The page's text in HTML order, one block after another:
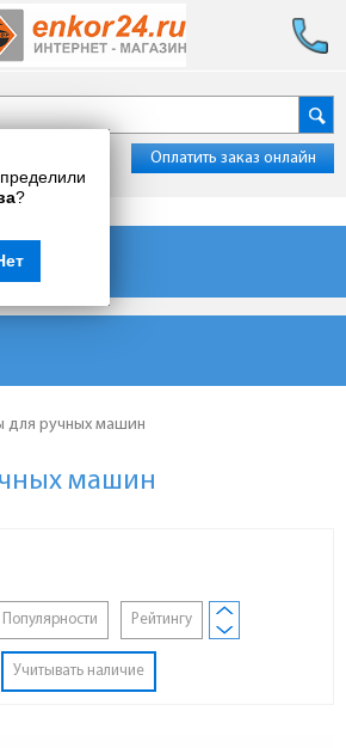
?
Оплатить заказ онлайн
для ручных машин
машин
Популярности Рейтингу
Учитывать наличие